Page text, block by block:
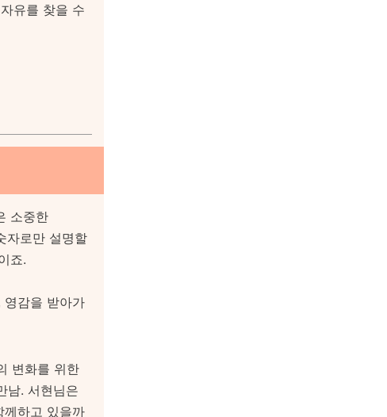
유를 찾을 수
소중한
자로만 설명할
죠.
영감을 받아가
변화를 위한
남. 서현님은
께하고 있을까